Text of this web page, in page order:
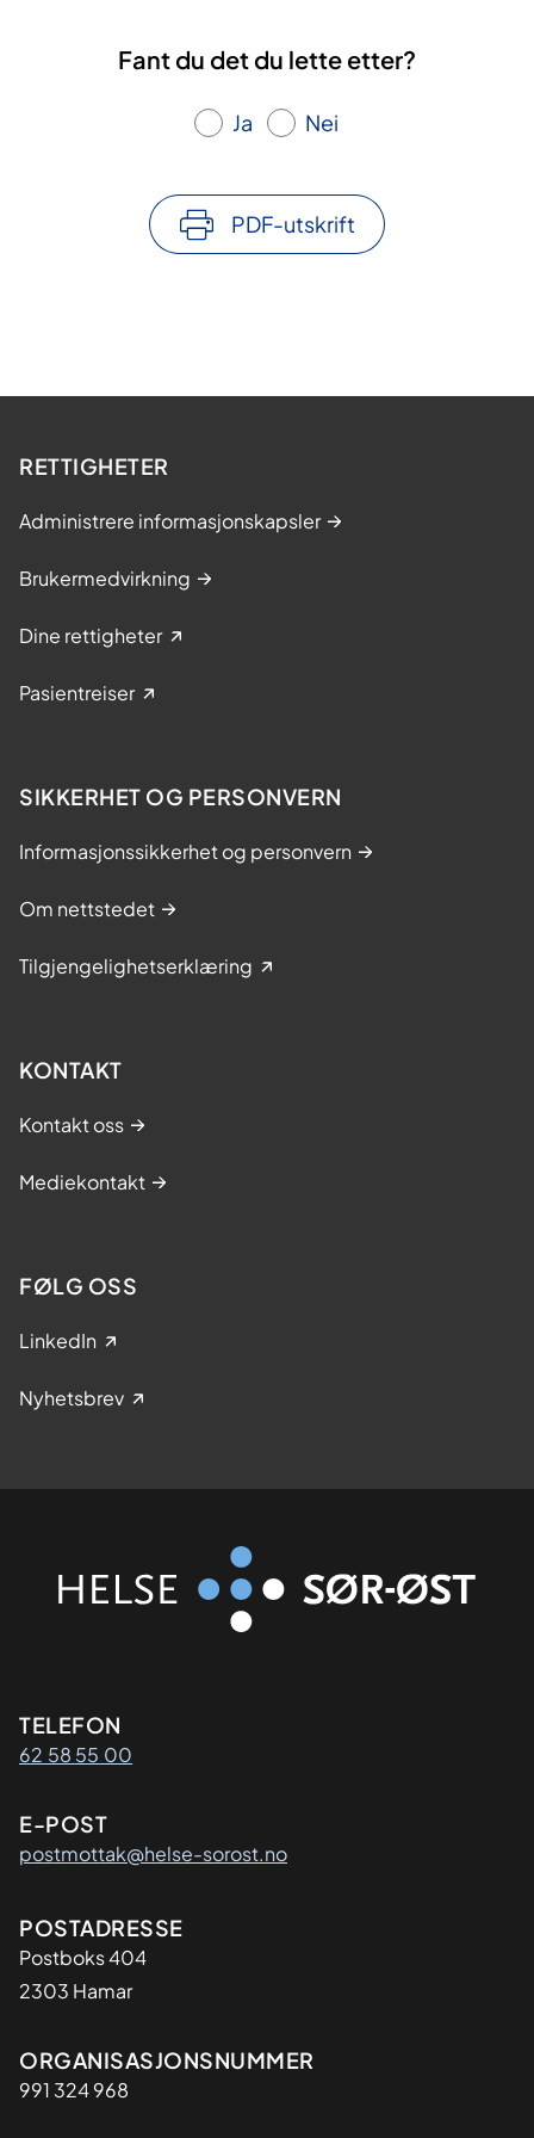
Fant du det du lette etter?
Ja Nei
PDF-utskrift
RETTIGHETER
Administrere informasjonskapsler
Brukermedvirkning
Dine rettigheter
Pasientreiser
SIKKERHET OG PERSONVERN
Informasjonssikkerhet og personvern
Om nettstedet
Tilgjengelighetserklæring
KONTAKT
Kontakt oss
Mediekontakt
FØLG OSS
LinkedIn
Nyhetsbrev
Kontaktinformasjon
TELEFON
62 58 55 00
E-POST
postmottak@helse-sorost.no
Adresse
POSTADRESSE
Postboks 404
2303 Hamar
Organisasjon
ORGANISASJONSNUMMER
991 324 968